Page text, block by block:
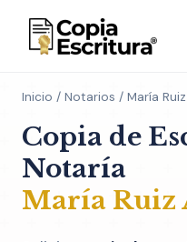
Inicio / Notarios / María
Copia de
Notaría
María Ruiz